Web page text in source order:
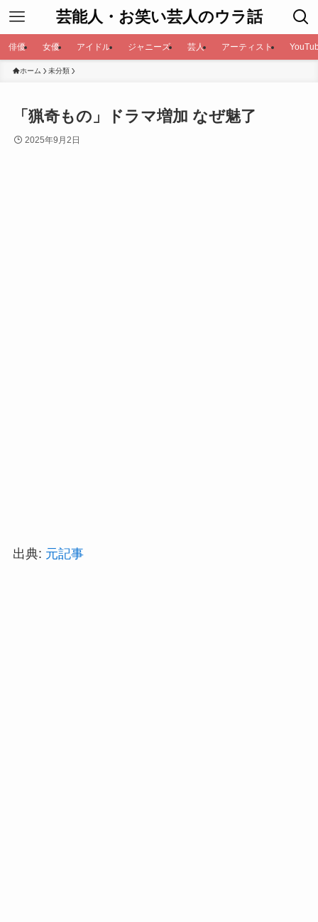
芸能人・お笑い芸人のウラ話
俳優 女優 アイドル ジャニーズ 芸人 アーティスト
ホーム 未分類
「猟奇もの」ドラマ増加 なぜ魅了
2025年9月2日
出典: 元記事